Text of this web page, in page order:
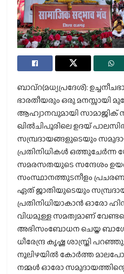
ബാവ്‌റ(മധ്യപ്രദേശ്):
ഭാരതീയരും ഒരു മനസ്സായി
ആഹ്വാനവുമായി സാമാജിക്
ഖില്‍ചിപൂരിലെ ഉദയ്
സമ്പ്രദായങ്ങളുടെയും
പ്രതിനിധികള്‍
സമരസതയുടെ സന്ദേശം
സംസ്ഥാനത്തുടനീളം
ഏത് ജാതിയുടെയും
പ്രതിനിധിയാകാന്‍ ഓരോ
വിധമുള്ള സമത്വമാണ്
അഭിസംബോധന ചെയ്ത
ധീരേന്ദ്ര കൃഷ്ണ ശാസ്ത്രി
നൂലിഴയില്‍ കോര്‍ത്ത
നമ്മള്‍ ഓരോ